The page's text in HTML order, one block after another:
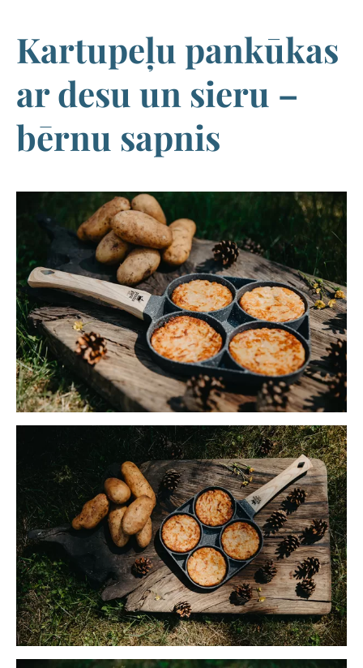
Kartupeļu pankūkas
ar desu un sieru –
bērnu sapnis